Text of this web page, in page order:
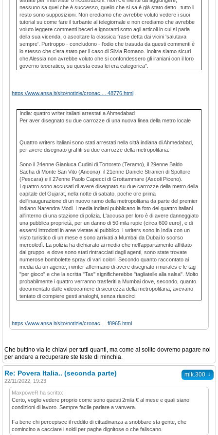
nessuno sa quel che è successo, quello che si sa è già stato detto...tutto il
resto sono supposizioni. Non crediamo che avrebbe voluto vedere i suoi
tutorial su come fare il turbante al telegiornale e non crediamo che avrebbe
voluto leggere commenti beceri e ignoranti sotto agli articoli in cui si parla
della sua vicenda, o ascoltare la classica frase detta dai vicini 'salutava
sempre'. Purtroppo - concludono - l'odio che trasuda da questi commenti è
lo stesso che c'era stato per il caso di Silvia Romano. Inoltre siamo sicuri
che Alessia non avrebbe voluto che si confondessero gli iraniani con il loro
governo teocratico, su questa cosa lei era categorica".
https://www.ansa.it/sito/notizie/cronac ... 48776.html
India: quattro writer italiani arrestati a Ahmedabad
Per aver disegnato su due carrozze di una nuova linea della metro locale
Quattro writers italiani sono stati arrestati nella città indiana di Ahmedabad,
per avere disegnato graffiti su due carrozze della metropolitana.
Sono il 24enne Gianluca Cudini di Tortoreto (Teramo), il 29enne Baldo
Sacha di Monte San Vito (Ancona), il 21enne Daniele Stranieri di Spoltore
(Pescara) e il 27enne Paolo Capecci di Grottammare (Ascoli Piceno).
I quattro sono accusati di avere disegnato su due carrozze della metro della
capitale del Gujarat, nella notte di sabato, poche ore prima
dell'inaugurazione di un nuovo ramo della metropolitana da parte del premier
indiano Narendra Modi. I media indiani pubblicano la foto dei quattro italiani
all'interno di una stazione di polizia. L'accusa per loro è di avere danneggiato
una pubblica proprietà, per un danno di 50 mila rupie (circa 600 euro), e di
essersi introdotti in aree vietate al pubblico. I writers sono in India con un
visto turistico di un mese e sono arrivati a Mumbai da Dubai lo scorso
mercoledì. La polizia ha dichiarato ai media che nell'appartamento affittato
dal gruppo, e dove sono stati rintracciati dagli agenti, sono state trovate
numerose bombolette spray di vari colori. Secondo quanto raccontato ai
media da un agente, i writer affermano di avere disegnato i murales e le tag
"per gioco" e che la scritta "Tas" significherebbe "tagliatelle alla salsa". Molto
probabilmente i quattro verranno trasferiti a Mumbai dove, secondo, quanto
documentato dalle videocamere di sicurezza della metropolitana, avevano
tentato di compiere gesti analoghi, senza riuscirci.
https://www.ansa.it/sito/notizie/cronac ... f8965.html
Che buttino via le chiavi per tutti quanti, ma come al solito dovremo pagare noi
per andare a recuperare ste teste di minchia.
mik.300 ↓
Re: Povera Italia.. (seconda parte)
22/11/2022, 19:23
MaxpoweR ha scritto:
Certo, voglio vedere proprio come sono questi 2mila € al mese e quali siano
condizioni di lavoro. Sempre facile parlare a vanvera.
Fa bene chi percepisce il reddito di cittadinanza a snobbare sta gente, che
comincino a cacciare i soldi per paghe dignitose o che faliscano.